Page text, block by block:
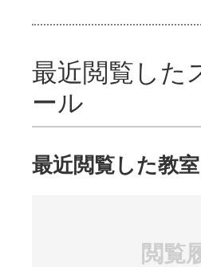
最近閲覧した
ール
最近閲覧した教
閲覧